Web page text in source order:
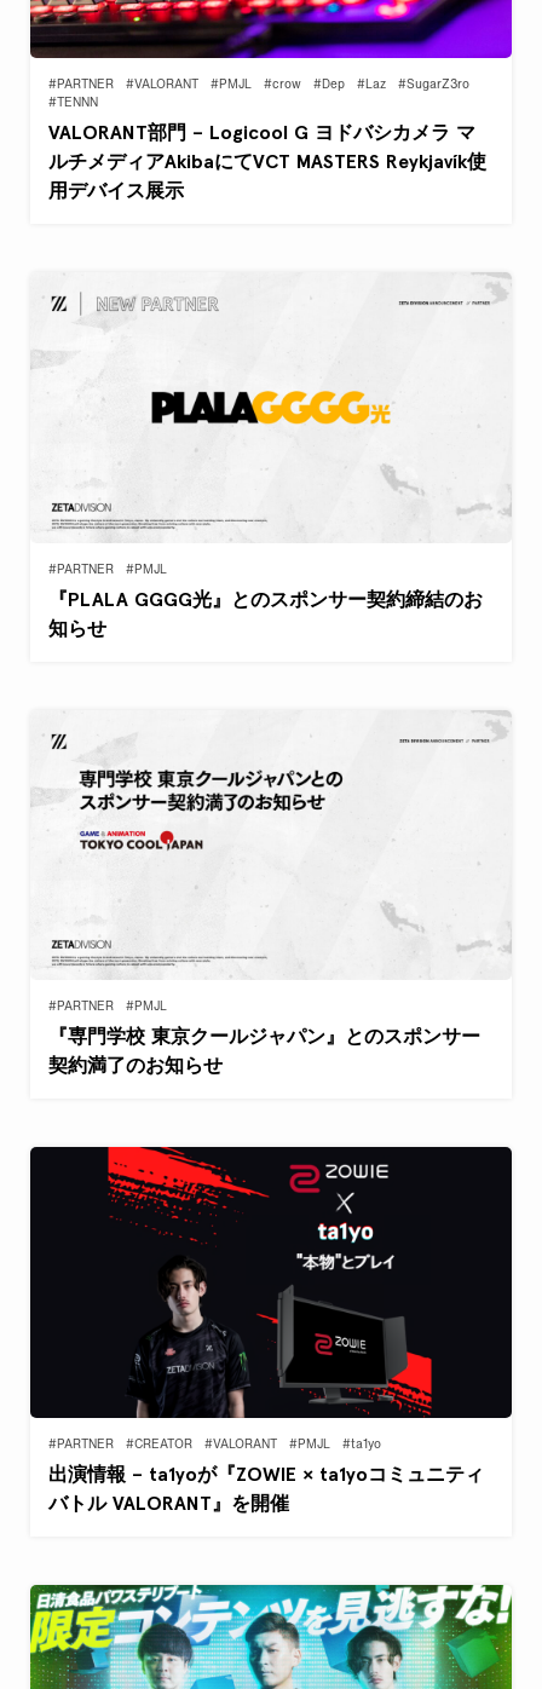
#PARTNER #VALORANT #PMJL #crow #Dep #Laz
#SugarZ3ro
#TENNN
VALORANT部門 – Logicool G ヨドバシカメラ マ
ルチメディアAkibaにてVCT MASTERS Reykjavík使
用デバイス展示
#PARTNER #PMJL
『PLALA GGGG光』とのスポンサー契約締結のお
知らせ
#PARTNER #PMJL
『専門学校 東京クールジャパン』とのスポンサー
契約満了のお知らせ
#PARTNER #CREATOR #VALORANT #PMJL #ta1yo
出演情報 – ta1yoが『ZOWIE × ta1yoコミュニティ
バトル VALORANT』を開催